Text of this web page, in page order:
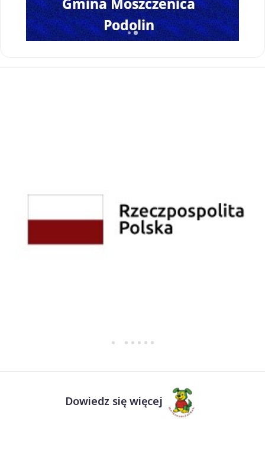
Dowiedz się więcej